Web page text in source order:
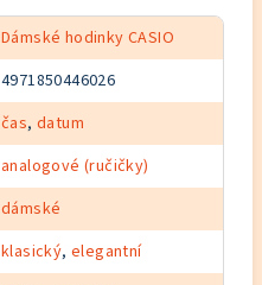
Dámské hodinky CASIO
4971850446026
čas,datum
analogové (ručičky)
dámské
klasický,elegantní